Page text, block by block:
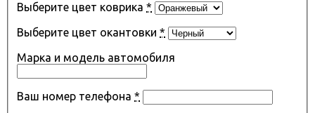
Выберите цвет коврика *
Выберите цвет окантовки *
Марка и модель автомобиля
Ваш номер телефона *